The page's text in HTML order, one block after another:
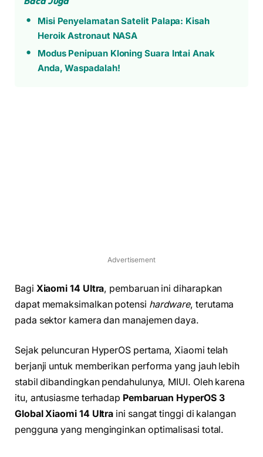
Misi Penyelamatan Satelit Palapa: Kisah
Heroik Astronaut NASA
Modus Penipuan Kloning Suara Intai Anak
Anda, Waspadalah!
Advertisement
Bagi Xiaomi 14 Ultra, pembaruan ini diharapkan
dapat memaksimalkan potensi hardware, terutama
pada sektor kamera dan manajemen daya.
Sejak peluncuran HyperOS pertama, Xiaomi telah
berjanji untuk memberikan performa yang jauh lebih
stabil dibandingkan pendahulunya, MIUI. Oleh karena
itu, antusiasme terhadap Pembaruan HyperOS 3
Global Xiaomi 14 Ultra ini sangat tinggi di kalangan
pengguna yang menginginkan optimalisasi total.